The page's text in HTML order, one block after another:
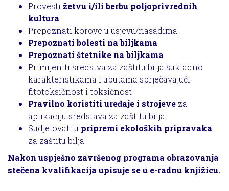
Provesti žetvu i/ili berbu poljoprivrednih
kultura
Prepoznati korove u usjevu/nasadima
Prepoznati bolesti na biljkama
Prepoznati štetnike na biljkama
Primijeniti sredstva za zaštitu bilja sukladno
karakteristikama i uputama sprječavajući
fitotoksičnost i toksičnost
Pravilno koristiti uređaje i strojeve za
aplikaciju sredstava za zaštitu bilja
Sudjelovati u pripremi ekoloških pripravaka
za zaštitu bilja
Nakon uspješno završenog programa obrazovanja
stečena kvalifikacija upisuje se u e-radnu knjižicu.